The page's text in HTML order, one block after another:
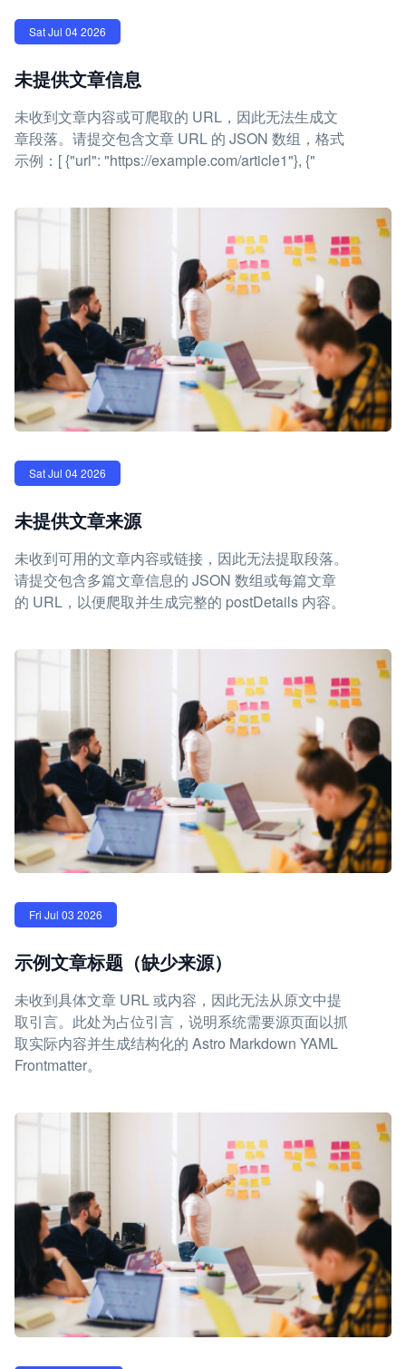
Sat Jul 04 2026
未提供文章信息
未收到文章内容或可爬取的 URL，因此无法生成文
章段落。请提交包含文章 URL 的 JSON 数组，格式
示例：[ {"url": "https://example.com/article1"}, {"
Sat Jul 04 2026
未提供文章来源
未收到可用的文章内容或链接，因此无法提取段落。
请提交包含多篇文章信息的 JSON 数组或每篇文章
的 URL，以便爬取并生成完整的 postDetails 内容。
Fri Jul 03 2026
示例文章标题（缺少来源）
未收到具体文章 URL 或内容，因此无法从原文中提
取引言。此处为占位引言，说明系统需要源页面以抓
取实际内容并生成结构化的 Astro Markdown YAML
Frontmatter。